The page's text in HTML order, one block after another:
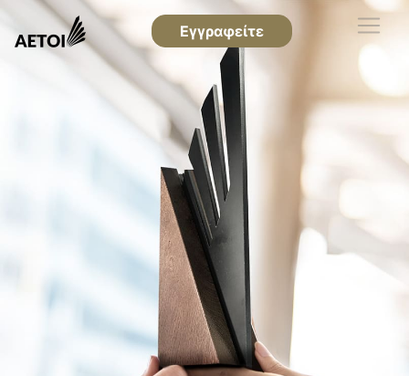
Εγγραφείτε